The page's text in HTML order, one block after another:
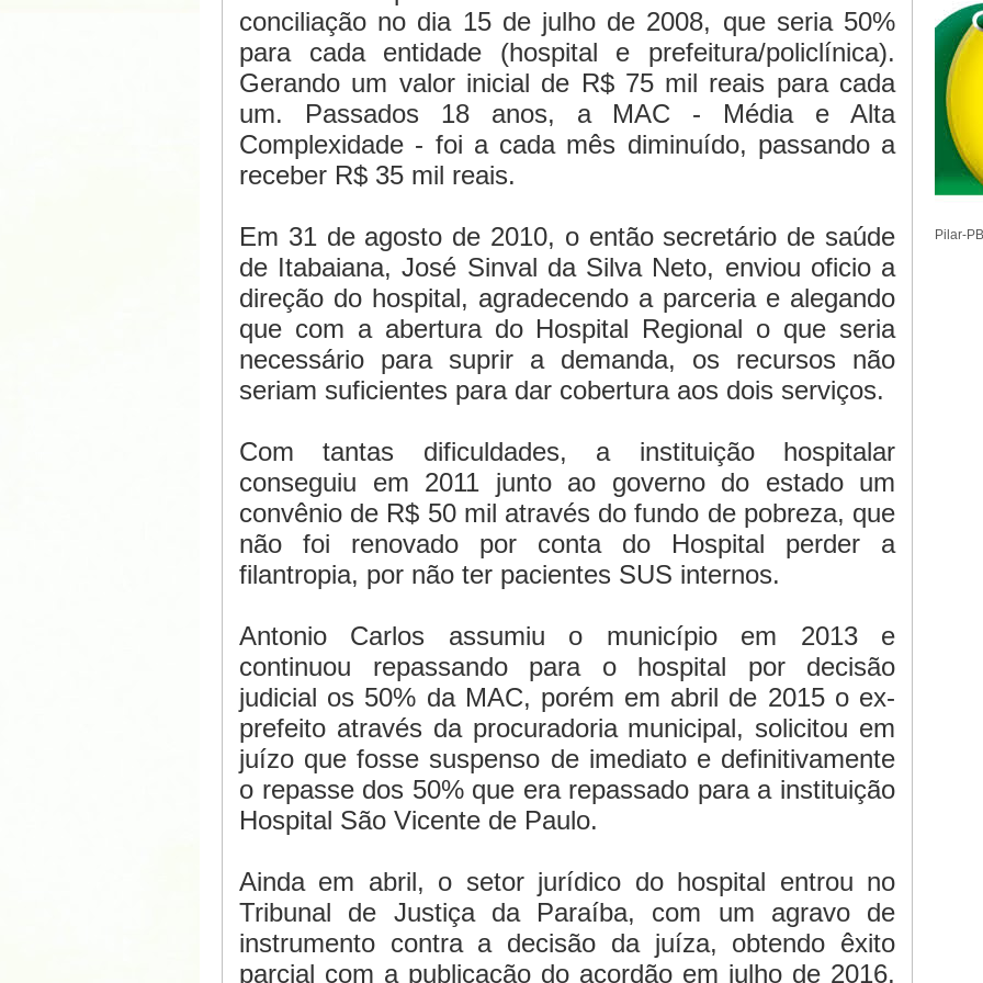
conciliação no dia 15 de julho de 2008, que seria 50%
para cada entidade (hospital e prefeitura/policlínica).
Gerando um valor inicial de R$ 75 mil reais para cada
um. Passados 18 anos, a MAC - Média e Alta
Complexidade - foi a cada mês diminuído, passando a
receber R$ 35 mil reais.
Em 31 de agosto de 2010, o então secretário de saúde
de Itabaiana, José Sinval da Silva Neto, enviou oficio a
direção do hospital, agradecendo a parceria e alegando
que com a abertura do Hospital Regional o que seria
necessário para suprir a demanda, os recursos não
seriam suficientes para dar cobertura aos dois serviços.
Com tantas dificuldades, a instituição hospitalar
conseguiu em 2011 junto ao governo do estado um
convênio de R$ 50 mil através do fundo de pobreza, que
não foi renovado por conta do Hospital perder a
filantropia, por não ter pacientes SUS internos.
Antonio Carlos assumiu o município em 2013 e
continuou repassando para o hospital por decisão
judicial os 50% da MAC, porém em abril de 2015 o ex-
prefeito através da procuradoria municipal, solicitou em
juízo que fosse suspenso de imediato e definitivamente
o repasse dos 50% que era repassado para a instituição
Hospital São Vicente de Paulo.
Ainda em abril, o setor jurídico do hospital entrou no
Tribunal de Justiça da Paraíba, com um agravo de
instrumento contra a decisão da juíza, obtendo êxito
parcial com a publicação do acordão em julho de 2016,
Pilar-PB